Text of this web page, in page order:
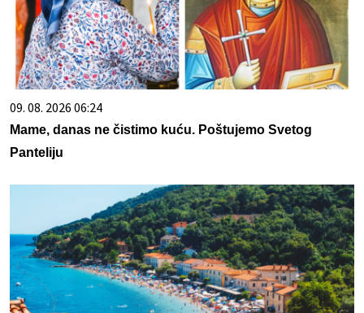
09. 08. 2026 06:24
Mame, danas ne čistimo kuću. Poštujemo Svetog
Panteliju